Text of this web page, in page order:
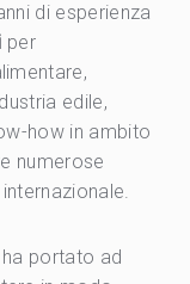
di esperienza
per
edile,
how in ambito
numerose
portato ad